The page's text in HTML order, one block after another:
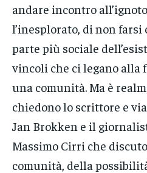
andare incontro
l’inesplorato, di non farsi
parte più sociale
vincoli che ci legano alla
una comunità. Ma è
chiedono lo scrittore e
Jan Brokken e il
Massimo Cirri che
comunità, della